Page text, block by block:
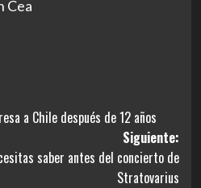
Cea
a Chile después de 12 años
Siguiente:
saber antes del concierto de
Stratovarius